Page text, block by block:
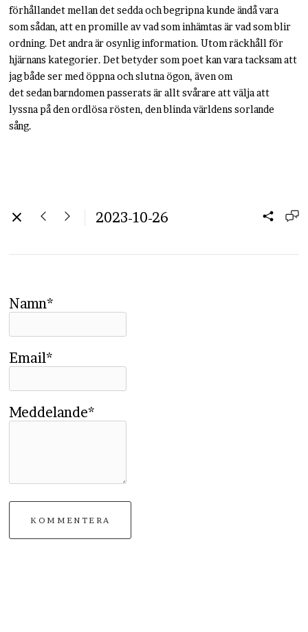
förhållandet mellan det sedda och begripna kunde ändå vara
som sådan, att en promille av vad som inhämtas är vad som blir
ordning. Det andra är osynlig information. Utom räckhåll för
hjärnans kategorier. Det betyder som poet kan vara tacksam att
jag både ser med öppna och slutna ögon, även om
det sedan barndomen passerats är allt svårare att välja att
lyssna på den ordlösa rösten, den blinda världens sorlande
sång.
2023-10-26
Namn*
Email*
Meddelande*
KOMMENTERA